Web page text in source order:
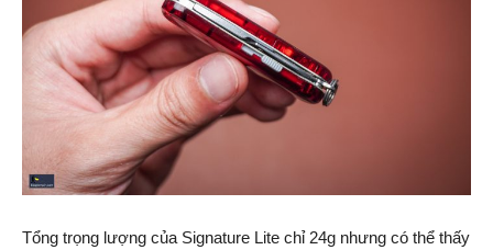
Tổng trọng lượng của Signature Lite chỉ 24g nhưng có thể thấy